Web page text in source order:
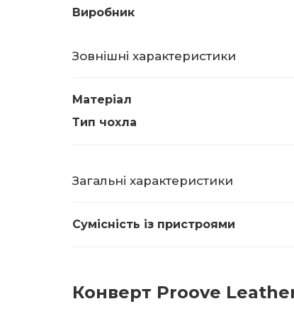
Виробник
Зовнішні характеристики
Матеріал
Тип чохла
Загальні характеристики
Сумісність із пристроями
Конверт Proove